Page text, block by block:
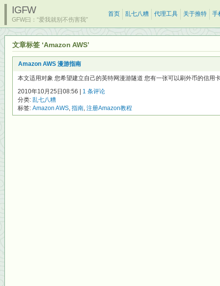
IGFW
GFW曰：“爱我就别不伤害我”
首页 乱七八糟 代理工具 关于推特 手
文章标签 ‘Amazon AWS’
Amazon AWS 漫游指南
本文适用对象 您希望建立自己的英特网漫游隧道 您有一张可以刷外币的信
2010年10月25日08:56 | 1 条评论
分类: 乱七八糟
标签: Amazon AWS, 指南, 注册Amazon教程